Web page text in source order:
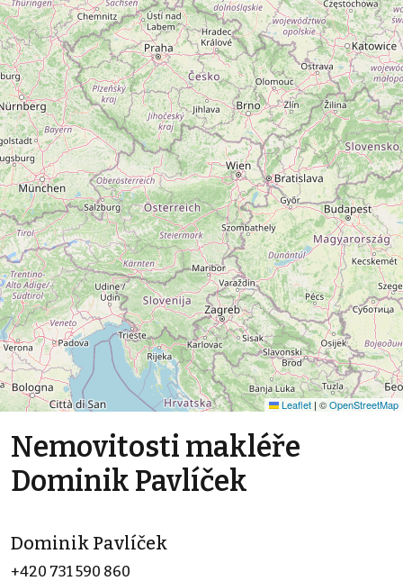
Leaflet | ©OpenStreetMap
Nemovitosti makléře
Dominik Pavlíček
Dominik Pavlíček
+420 731 590 860